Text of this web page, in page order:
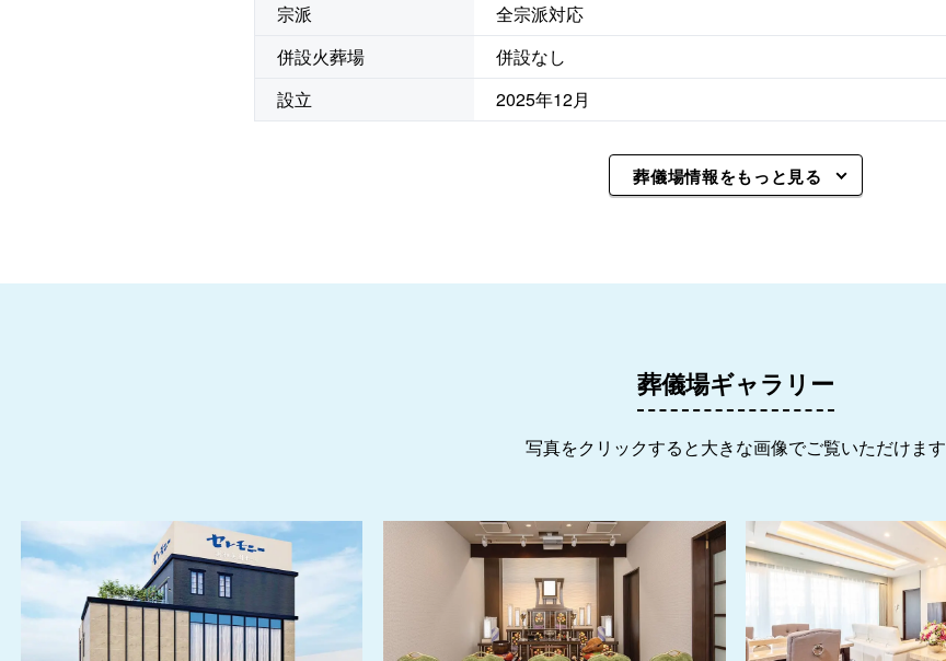
宗派
全宗派対応
併設火葬場
併設なし
設立
2025年12月
葬儀場情報をもっと見る
葬儀場ギャラリー
写真をクリックすると大きな画像でご覧いただけます